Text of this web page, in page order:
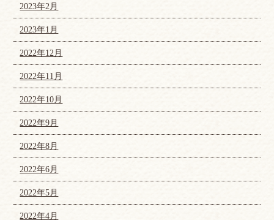
2023年2月
2023年1月
2022年12月
2022年11月
2022年10月
2022年9月
2022年8月
2022年6月
2022年5月
2022年4月